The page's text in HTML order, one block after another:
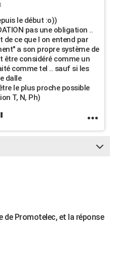
le début :o))
pas une obligation ..
ce que l on entend par
a son propre système de
être considéré comme un
comme tel .. sauf si les
dalle
le plus proche possible
T, N, Ph)
de Promotelec, et la réponse